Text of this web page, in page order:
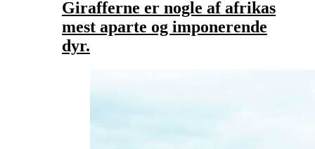
Girafferne er nogle af afrikas
mest aparte og imponerende
dyr.